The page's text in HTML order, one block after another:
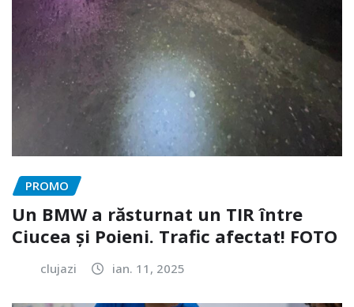
PROMO
Un BMW a răsturnat un TIR între
Ciucea și Poieni. Trafic afectat! FOTO
clujazi ian. 11, 2025